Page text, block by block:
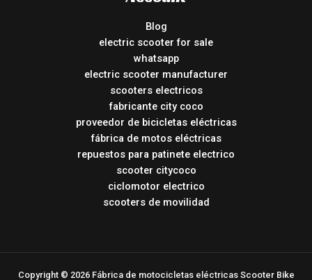
Blog
electric scooter for sale
whatsapp
electric scooter manufacturer
scooters electricos
fabricante city coco
proveedor de bicicletas eléctricas
fábrica de motos eléctricas
repuestos para patinete electrico
scooter citycoco
ciclomotor electrico
scooters de movilidad
Copyright © 2026 Fábrica de motocicletas eléctricas Scooter Bike